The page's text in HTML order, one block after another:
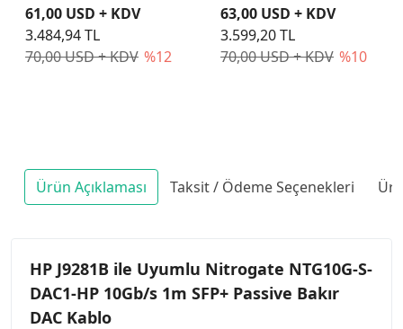
70,00 USD + KDV %12
61,00 USD + KDV
3.484,94 TL
70,00 USD + KDV %10
63,00 USD + KDV
3.599,20 TL
Ürün Açıklaması Taksit / Ödeme Seçenekleri
HP J9281B ile Uyumlu Nitrogate NTG10G-S-
DAC1-HP 10Gb/s 1m SFP+ Passive Bakır
DAC Kablo